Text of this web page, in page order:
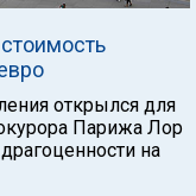
открылся для
Парижа Лор
на